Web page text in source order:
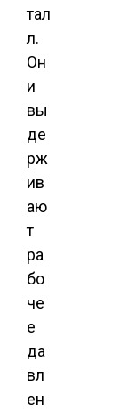
тал
л.
Он
и
вы
де
рж
ив
аю
т
ра
бо
че
е
да
вл
ен